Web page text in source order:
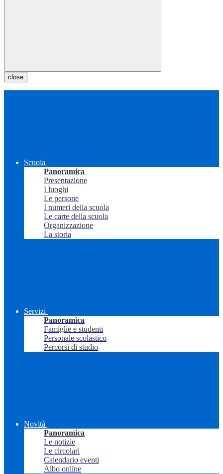
close
Scuola
Panoramica
Presentazione
I luoghi
Le persone
I numeri della scuola
Le carte della scuola
Organizzazione
La storia
Servizi
Panoramica
Famiglie e studenti
Personale scolastico
Percorsi di studio
Novità
Panoramica
Le notizie
Le circolari
Calendario eventi
Albo online